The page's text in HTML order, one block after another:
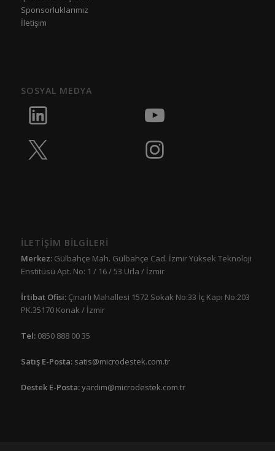
Sponsorluklarımız
İletişim
SOSYAL MEDYA
İLETİŞİM BİLGİLERİ
Merkez:Gülbahçe Mah. Gülbahçe Cad. İzmir Yüksek Teknoloji
Enstitüsü Apt. No: 1 / 16 / 53 Urla / İzmir
İrtibat Ofisi: Çınarlı Mahallesi 1572 Sokak No:33 İç Kapı No:203
PK.35170 Konak / İzmir
Tel:0850 888 00 35
Satış E-Posta: satis@microdestek.com.tr
Destek E-Posta:yardim@microdestek.com.tr